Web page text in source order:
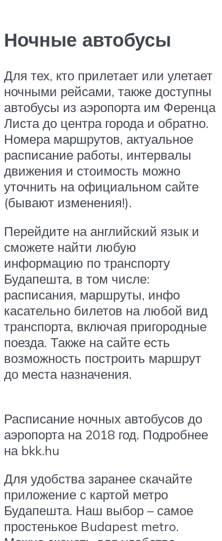
Ночные автобусы
Для тех, кто прилетает или улетает
ночными рейсами, также доступны
автобусы из аэропорта им Ференца
Листа до центра города и обратно.
Номера маршрутов, актуальное
расписание работы, интервалы
движения и стоимость можно
уточнить на официальном сайте
(бывают изменения!).
Перейдите на английский язык и
сможете найти любую
информацию по транспорту
Будапешта, в том числе:
расписания, маршруты, инфо
касательно билетов на любой вид
транспорта, включая пригородные
поезда. Также на сайте есть
возможность построить маршрут
до места назначения.
Расписание ночных автобусов до
аэропорта на 2018 год. Подробнее
на bkk.hu
Для удобства заранее скачайте
приложение с картой метро
Будапешта. Наш выбор – самое
простенькое Budapest metro.